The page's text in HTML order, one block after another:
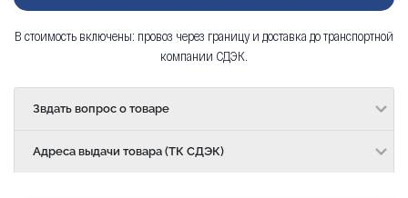
В стоимость включены: провоз через границу и доставка до транспортной
компании СДЭК.
Звдать вопрос о товаре
Адреса выдачи товара (ТК СДЭК)